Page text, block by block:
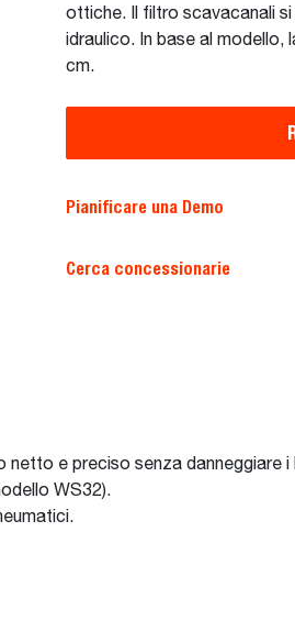
ottiche. Il filtro scavacanali
idraulico. In base al modello,
cm.
Pianificare una Demo
Cerca concessionarie
e preciso senza danneggiare i
WS32).